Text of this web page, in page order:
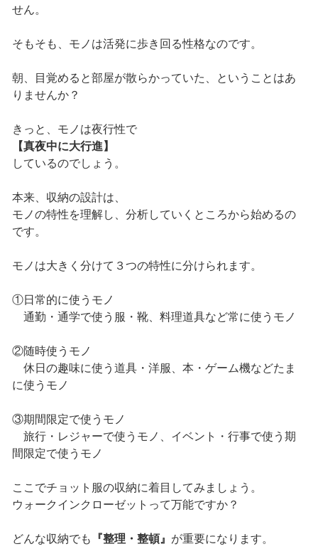
せん。
そもそも、モノは活発に歩き回る性格なのです。
朝、目覚めると部屋が散らかっていた、ということはあ
りませんか？
きっと、モノは夜行性で
【真夜中に大行進】
しているのでしょう。
本来、収納の設計は、
モノの特性を理解し、分析していくところから始めるの
です。
モノは大きく分けて３つの特性に分けられます。
①日常的に使うモノ
通勤・通学で使う服・靴、料理道具など常に使うモノ
②随時使うモノ
休日の趣味に使う道具・洋服、本・ゲーム機などたま
に使うモノ
③期間限定で使うモノ
旅行・レジャーで使うモノ、イベント・行事で使う期
間限定で使うモノ
ここでチョット服の収納に着目してみましょう。
ウォークインクローゼットって万能ですか？
どんな収納でも 『整理・整頓』 が重要になります。